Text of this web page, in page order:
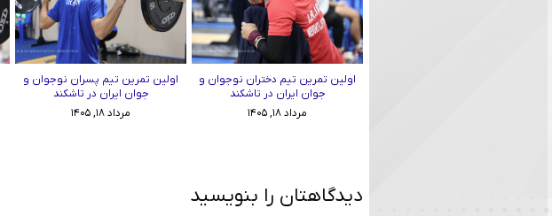
اولین تمرین تیم دختران نوجوان و
جوان ایران در تاشکند
مرداد ۱۸, ۱۴۰۵
اولین تمرین تیم پسران نوجوان و
جوان ایران در تاشکند
مرداد ۱۸, ۱۴۰۵
دیدگاهتان را بنویسید